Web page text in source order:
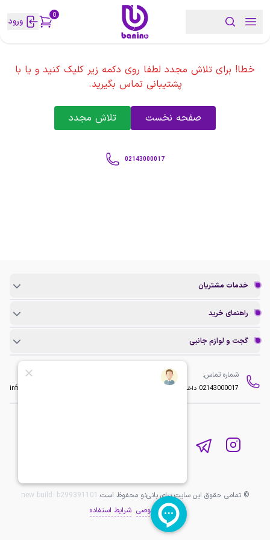
0 ورود
خطا! برای تلاش مجدد لطفا روی دکمه زیر کلیک کنید و یا با
پشتیبانی تماس بگیرید.
صفحه نخست تلاش مجدد
02143000017
خدمات مشتریان
راهنمای خرید
گجت و لوازم جانبی
شماره تماس:
02143000017 داخلی 2 info@baninopc.com
© تمامی حقوق این سایت برای بانی‌نو محفوظ است. new build: b299391101
حریم خصوصی شرایط استفاده